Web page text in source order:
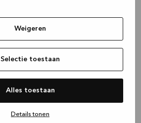
Weigeren
Selectie toestaan
Alles toestaan
Details tonen
(see the browser console for more
information).